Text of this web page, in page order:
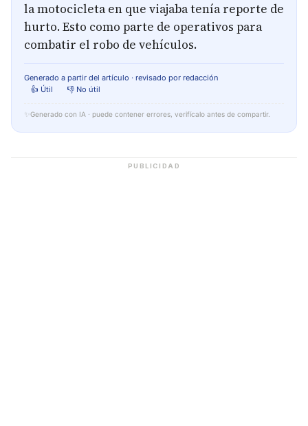
la motocicleta en que viajaba tenía reporte de
hurto. Esto como parte de operativos para
combatir el robo de vehículos.
Generado a partir del artículo · revisado por redacción
👍 Útil
👎 No útil
✨ Generado con IA · puede contener errores, verifícalo antes de compartir.
PUBLICIDAD